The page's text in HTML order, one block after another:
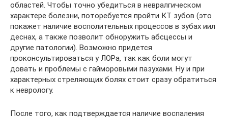
областей. Чтобы точно убедиться в невралгическом
характере болезни, поторебуется пройти КТ зубов (это
покажет наличие восполительных процессов в зубах иил
деснах, а также позволит обноружить абсцессы и
другие патологии). Возможно придется
проконсультироваться у ЛОРа, так как боли могут
довать и проблемы с гайморовыми пазухами. Ну и при
характерных стреляющих болях стоит сразу обратиться
к неврологу.
После того, как подтверждается наличие воспаления